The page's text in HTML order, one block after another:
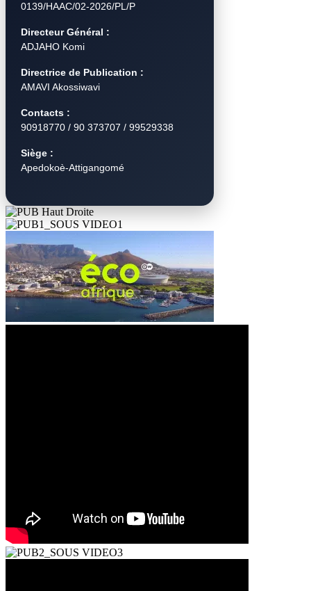
0139/HAAC/02-2026/PL/P
Directeur Général :
ADJAHO Komi
Directrice de Publication :
AMAVI Akossiwavi
Contacts :
90918770 / 90 373707 / 99529338
Siège :
Apedokoè-Attigangomé